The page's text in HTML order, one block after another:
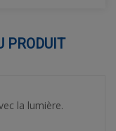
PRODUIT
la lumière.